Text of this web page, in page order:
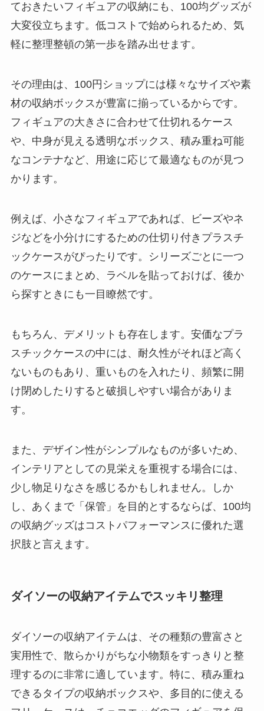
ておきたいフィギュアの収納にも、100均グッズが
大変役立ちます。低コストで始められるため、気
軽に整理整頓の第一歩を踏み出せます。
その理由は、100円ショップには様々なサイズや素
材の収納ボックスが豊富に揃っているからです。
フィギュアの大きさに合わせて仕切れるケース
や、中身が見える透明なボックス、積み重ね可能
なコンテナなど、用途に応じて最適なものが見つ
かります。
例えば、小さなフィギュアであれば、ビーズやネ
ジなどを小分けにするための仕切り付きプラスチ
ックケースがぴったりです。シリーズごとに一つ
のケースにまとめ、ラベルを貼っておけば、後か
ら探すときにも一目瞭然です。
もちろん、デメリットも存在します。安価なプラ
スチックケースの中には、耐久性がそれほど高く
ないものもあり、重いものを入れたり、頻繁に開
け閉めしたりすると破損しやすい場合がありま
す。
また、デザイン性がシンプルなものが多いため、
インテリアとしての見栄えを重視する場合には、
少し物足りなさを感じるかもしれません。しか
し、あくまで「保管」を目的とするならば、100均
の収納グッズはコストパフォーマンスに優れた選
択肢と言えます。
ダイソーの収納アイテムでスッキリ整理
ダイソーの収納アイテムは、その種類の豊富さと
実用性で、散らかりがちな小物類をすっきりと整
理するのに非常に適しています。特に、積み重ね
できるタイプの収納ボックスや、多目的に使える